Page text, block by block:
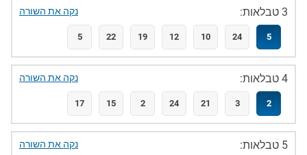
3 טבלאות:
5 22 19 12 10 24 5
נקה את השורה
4 טבלאות:
17 15 2 24 21 3 2
נקה את השורה
5 טבלאות: נקה את השורה